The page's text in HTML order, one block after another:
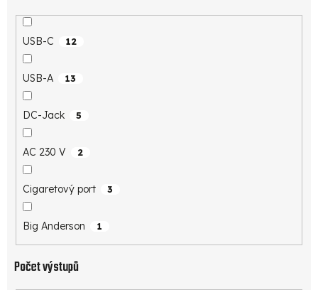
USB-C 12
USB-A 13
DC-Jack 5
AC 230 V 2
Cigaretový port 3
Big Anderson 1
Počet výstupů